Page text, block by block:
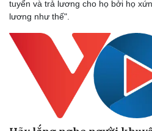
tuyển và trả lương cho họ bởi họ
lương như thế".